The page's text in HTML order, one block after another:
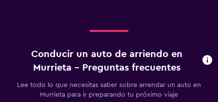
Conducir un auto de arriendo en
Murrieta - Preguntas frecuentes
Lee todo lo que necesitas saber sobre arrendar un auto en
Murrieta para ir preparando tu próximo viaje